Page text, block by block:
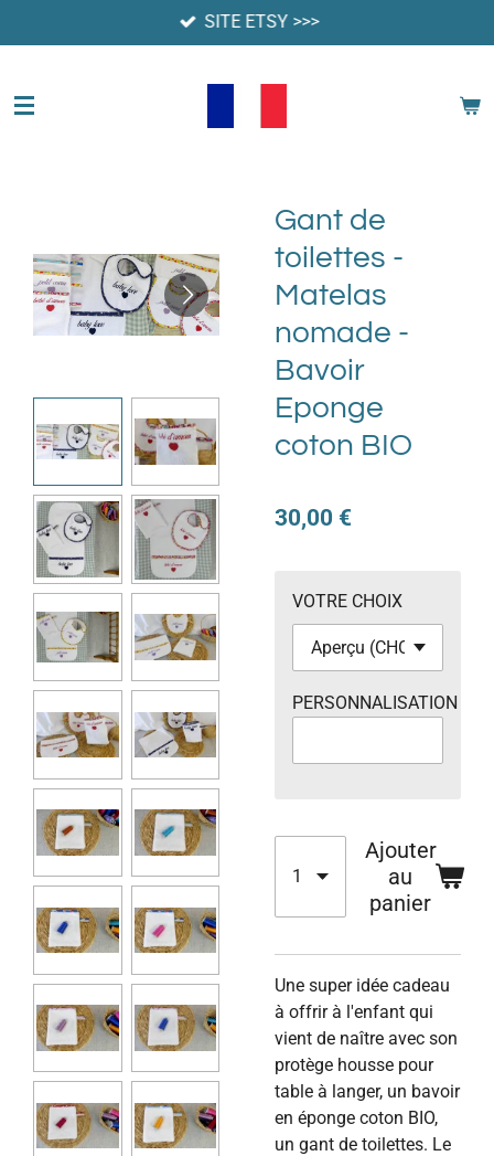
au
principal
SITE ETSY >>>
Gant de
toilettes -
Matelas
nomade -
Bavoir
Eponge
coton BIO
30,00 €
VOTRE CHOIX
PERSONNALISATION
Ajouter
au
panier
Une super idée cadeau
à offrir à l'enfant qui
vient de naître avec son
protège housse pour
table à langer, un bavoir
en éponge coton BIO,
un gant de toilettes. Le